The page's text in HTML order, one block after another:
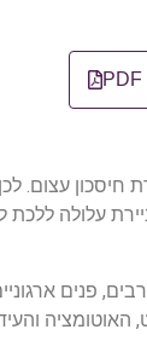
עצום.
עלולה ללכת
פנים